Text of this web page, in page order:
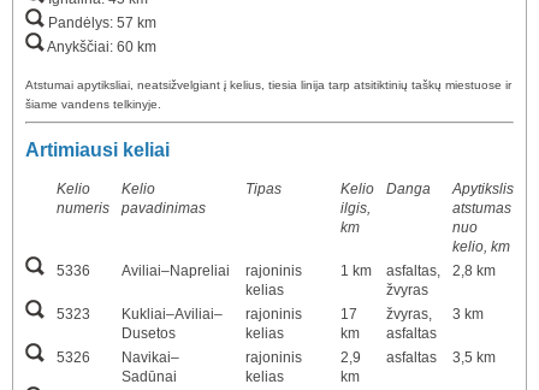
Pandėlys: 57 km
Anykščiai: 60 km
Atstumai apytiksliai, neatsižvelgiant į kelius, tiesia linija tarp atsitiktinių taškų miestuose ir
šiame vandens telkinyje.
Artimiausi keliai
Kelio
numeris
Kelio
pavadinimas
Tipas
Kelio
ilgis,
km
Danga
Apytikslis
atstumas
nuo
kelio, km
5336
Aviliai–Napreliai
rajoninis
kelias
1 km
asfaltas,
žvyras
2,8 km
5323
Kukliai–Aviliai–
Dusetos
rajoninis
kelias
17
km
žvyras,
asfaltas
3 km
5326
Navikai–
Sadūnai
rajoninis
kelias
2,9
km
asfaltas 3,5 km